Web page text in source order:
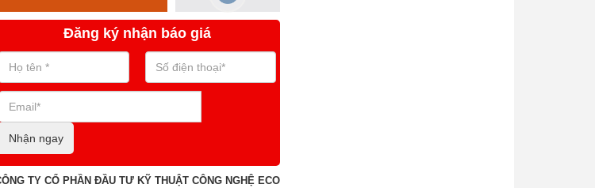
Đăng ký nhận báo giá
Nhận ngay
TY CỔ PHẦN ĐẦU TƯ KỸ THUẬT CÔNG NGHỆ ECO